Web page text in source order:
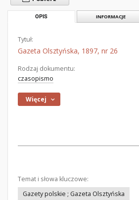
OPIS INFORMACJE
Tytuł:
Gazeta Olsztyńska, 1897, nr 26
Rodzaj dokumentu:
czasopismo
Więcej
Temat i słowa kluczowe:
Gazety polskie ; Gazeta Olsztyńska